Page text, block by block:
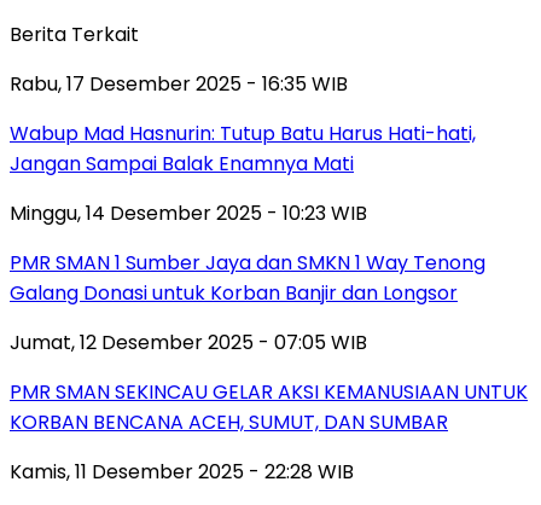
Berita Terkait
Rabu, 17 Desember 2025 - 16:35 WIB
Wabup Mad Hasnurin: Tutup Batu Harus Hati-hati,
Jangan Sampai Balak Enamnya Mati
Minggu, 14 Desember 2025 - 10:23 WIB
PMR SMAN 1 Sumber Jaya dan SMKN 1 Way Tenong
Galang Donasi untuk Korban Banjir dan Longsor
Jumat, 12 Desember 2025 - 07:05 WIB
PMR SMAN SEKINCAU GELAR AKSI KEMANUSIAAN UNTUK
KORBAN BENCANA ACEH, SUMUT, DAN SUMBAR
Kamis, 11 Desember 2025 - 22:28 WIB